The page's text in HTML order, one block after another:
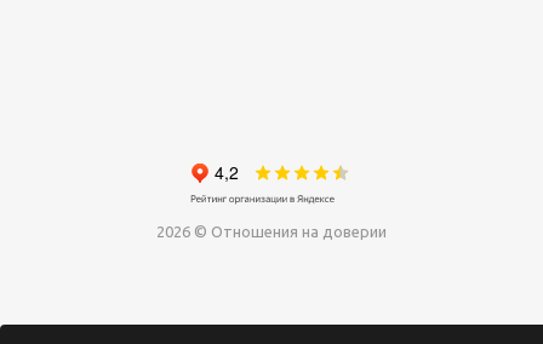
2026 © Отношения на доверии